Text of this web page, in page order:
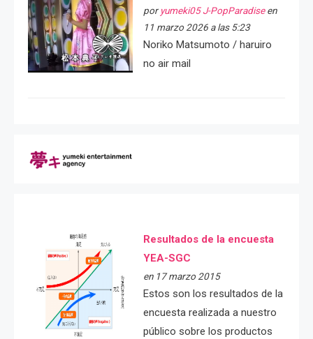
por yumeki05 J-PopParadiseen
11 marzo 2026 a las 5:23
Noriko Matsumoto / haruiro
no air mail
Resultados de la encuesta
YEA-SGC
en 17 marzo 2015
Estos son los resultados de la
encuesta realizada a nuestro
público sobre los productos